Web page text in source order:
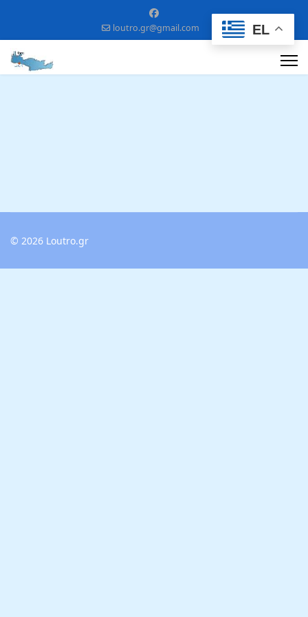
loutro.gr@gmail.com EL
© 2026 Loutro.gr